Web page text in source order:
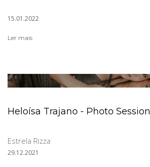
15.01.2022
Ler mais
Heloísa Trajano - Photo Session
Estrela Rizza
29.12.2021